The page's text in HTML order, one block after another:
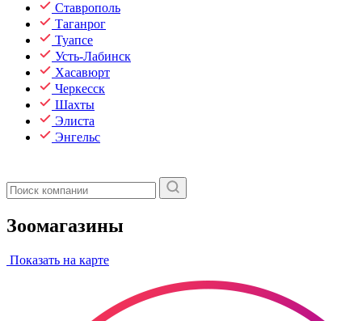
Ставрополь
Таганрог
Туапсе
Усть-Лабинск
Хасавюрт
Черкесск
Шахты
Элиста
Энгельс
Зоомагазины
Показать на карте